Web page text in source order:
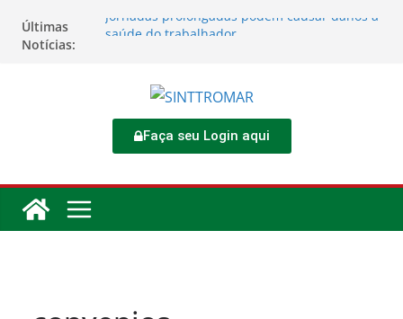
Últimas
Notícias:
Jornadas prolongadas podem causar danos à
saúde do trabalhador
corrige direitos de motoristas da
Transcocamar
dos trabalhadores
Faça seu Login aqui